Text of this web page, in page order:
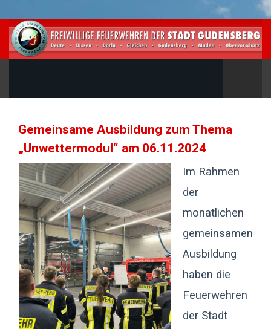
Gemeinsame Ausbildung zum Thema
„Unwettermodul“ am 06.11.2024
Im Rahmen
der
monatlichen
gemeinsamen
Ausbildung
haben die
Feuerwehren
der Stadt